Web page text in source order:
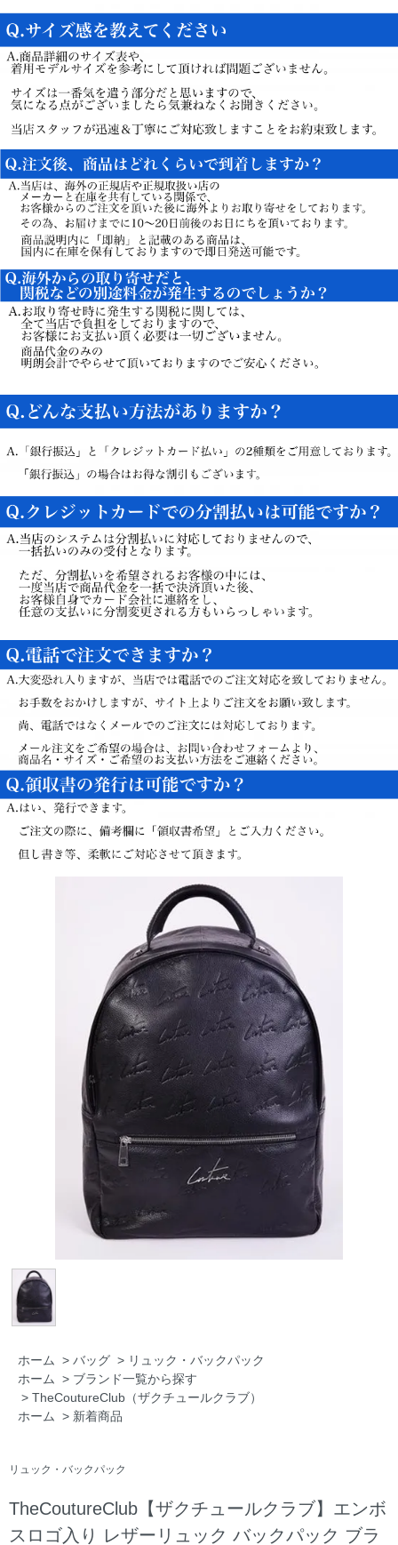
ホーム > バッグ > リュック・バックパック
ホーム > ブランド一覧から探す
> TheCoutureClub（ザクチュールクラブ）
ホーム > 新着商品
リュック・バックパック
TheCoutureClub【ザクチュールクラブ】エンボ
スロゴ入り レザーリュック バックパック ブラ